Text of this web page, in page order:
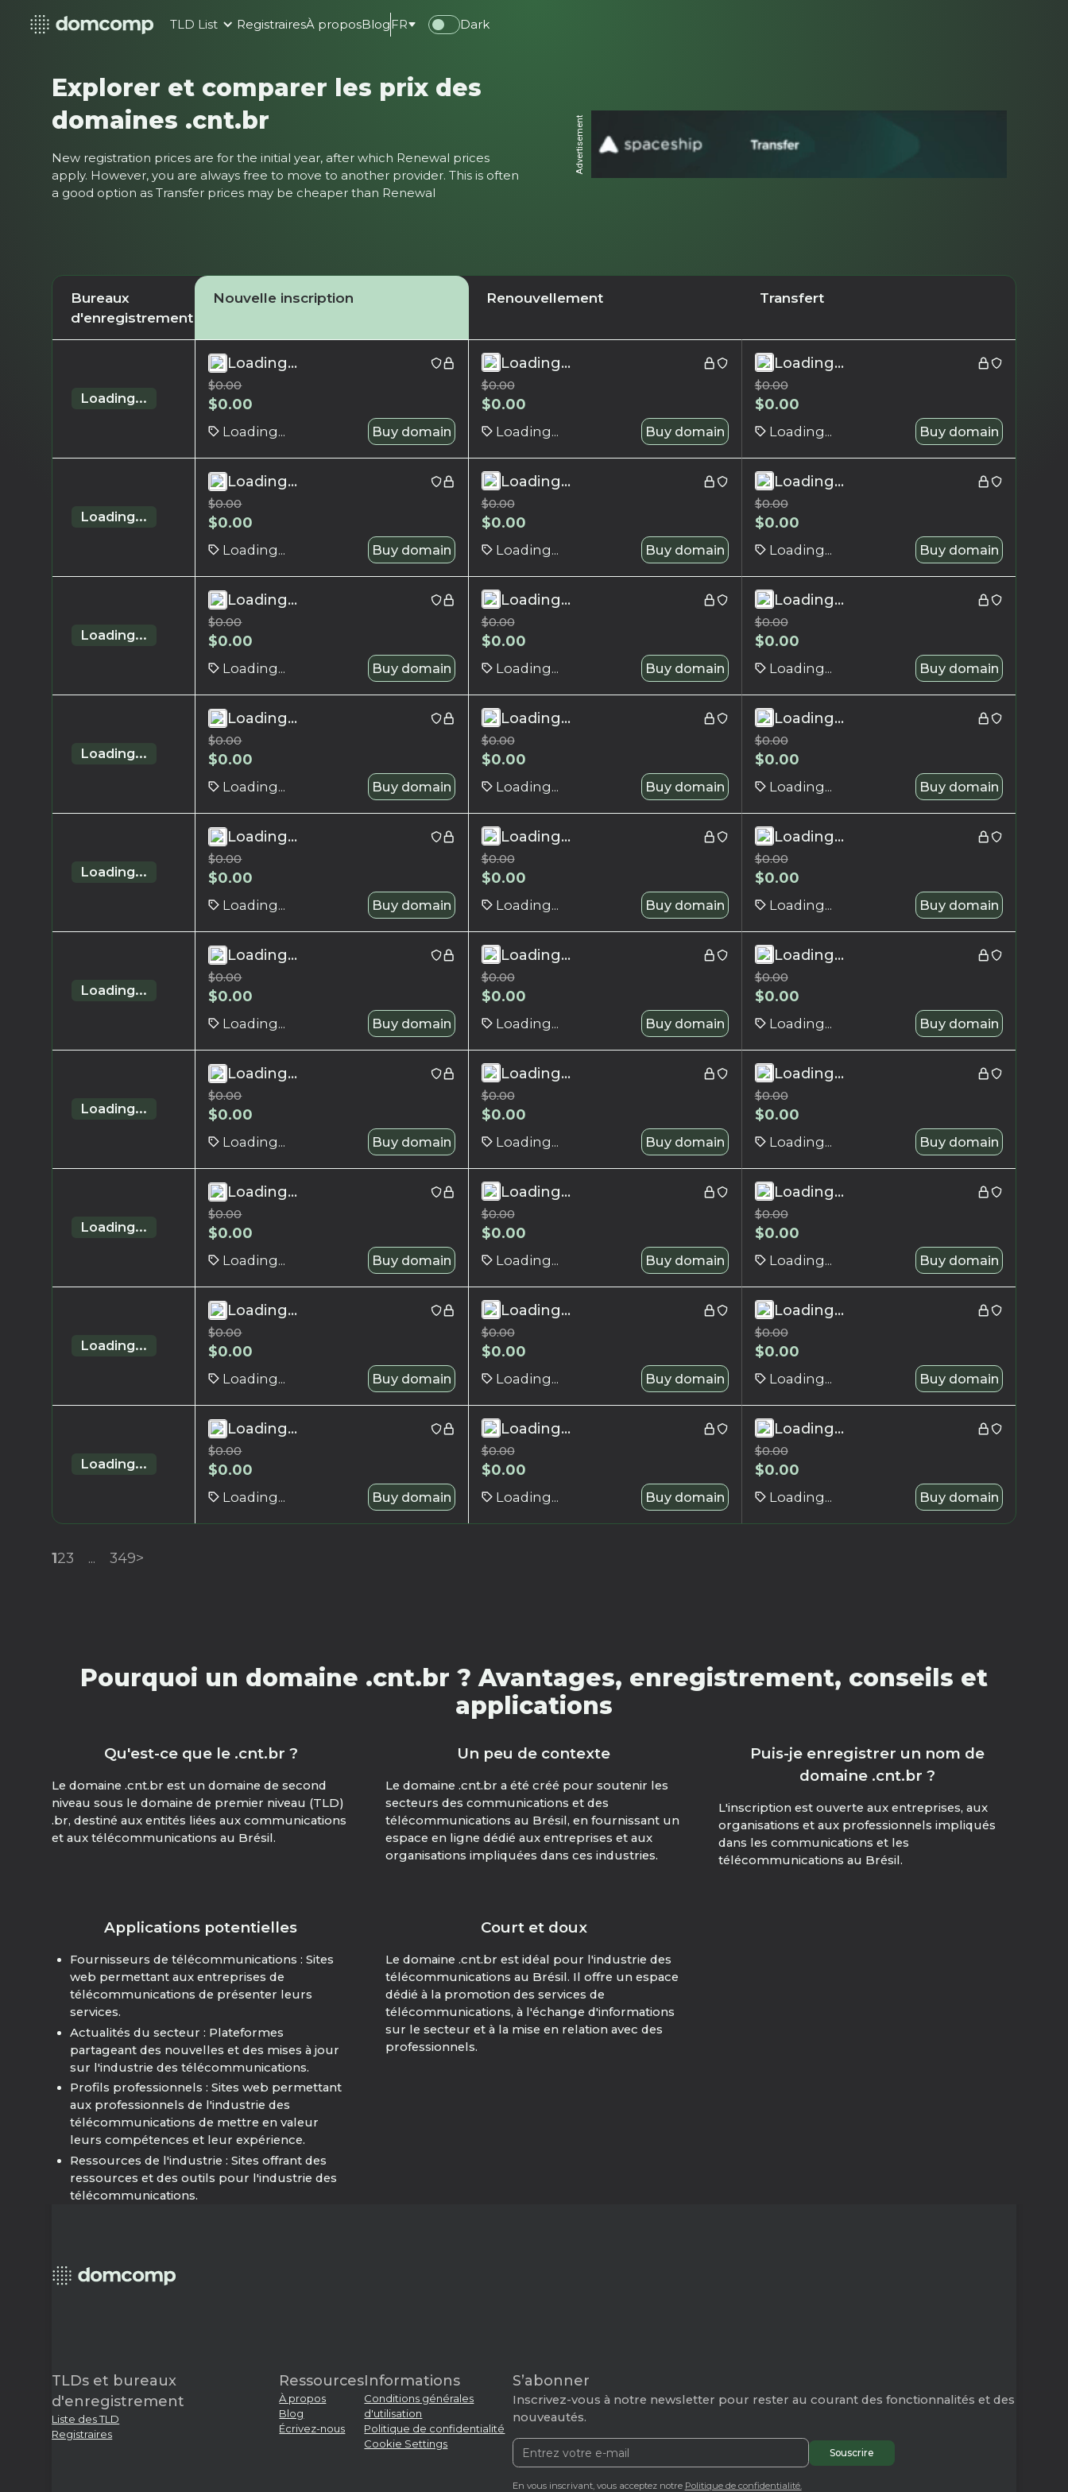
TLD List RegistrairesÀ proposBlog FR Dark
Explorer et comparer les prix des
domaines .cnt.br
New registration prices are for the initial year, after which Renewal prices
apply. However, you are always free to move to another provider. This is often
a good option as Transfer prices may be cheaper than Renewal
Advertisement
Bureaux
d'enregistrement
Nouvelle inscription Renouvellement Transfert
Loading...
Loading...
$0.00
$0.00
Loading... Buy domain
Loading...
$0.00
$0.00
Loading... Buy domain
Loading...
$0.00
$0.00
Loading... Buy domain
Loading...
Loading...
$0.00
$0.00
Loading... Buy domain
Loading...
$0.00
$0.00
Loading... Buy domain
Loading...
$0.00
$0.00
Loading... Buy domain
Loading...
Loading...
$0.00
$0.00
Loading... Buy domain
Loading...
$0.00
$0.00
Loading... Buy domain
Loading...
$0.00
$0.00
Loading... Buy domain
Loading...
Loading...
$0.00
$0.00
Loading... Buy domain
Loading...
$0.00
$0.00
Loading... Buy domain
Loading...
$0.00
$0.00
Loading... Buy domain
Loading...
Loading...
$0.00
$0.00
Loading... Buy domain
Loading...
$0.00
$0.00
Loading... Buy domain
Loading...
$0.00
$0.00
Loading... Buy domain
Loading...
Loading...
$0.00
$0.00
Loading... Buy domain
Loading...
$0.00
$0.00
Loading... Buy domain
Loading...
$0.00
$0.00
Loading... Buy domain
Loading...
Loading...
$0.00
$0.00
Loading... Buy domain
Loading...
$0.00
$0.00
Loading... Buy domain
Loading...
$0.00
$0.00
Loading... Buy domain
Loading...
Loading...
$0.00
$0.00
Loading... Buy domain
Loading...
$0.00
$0.00
Loading... Buy domain
Loading...
$0.00
$0.00
Loading... Buy domain
Loading...
Loading...
$0.00
$0.00
Loading... Buy domain
Loading...
$0.00
$0.00
Loading... Buy domain
Loading...
$0.00
$0.00
Loading... Buy domain
Loading...
Loading...
$0.00
$0.00
Loading... Buy domain
Loading...
$0.00
$0.00
Loading... Buy domain
Loading...
$0.00
$0.00
Loading... Buy domain
123 ... 349>
Pourquoi un domaine .cnt.br ? Avantages, enregistrement, conseils et
applications
Qu'est-ce que le .cnt.br ?
Le domaine .cnt.br est un domaine de second
niveau sous le domaine de premier niveau (TLD)
.br, destiné aux entités liées aux communications
et aux télécommunications au Brésil.
Un peu de contexte
Le domaine .cnt.br a été créé pour soutenir les
secteurs des communications et des
télécommunications au Brésil, en fournissant un
espace en ligne dédié aux entreprises et aux
organisations impliquées dans ces industries.
Puis-je enregistrer un nom de
domaine .cnt.br ?
L'inscription est ouverte aux entreprises, aux
organisations et aux professionnels impliqués
dans les communications et les
télécommunications au Brésil.
Applications potentielles
Fournisseurs de télécommunications : Sites
web permettant aux entreprises de
télécommunications de présenter leurs
services.
Actualités du secteur : Plateformes
partageant des nouvelles et des mises à jour
sur l'industrie des télécommunications.
Profils professionnels : Sites web permettant
aux professionnels de l'industrie des
télécommunications de mettre en valeur
leurs compétences et leur expérience.
Ressources de l'industrie : Sites offrant des
ressources et des outils pour l'industrie des
télécommunications.
Court et doux
Le domaine .cnt.br est idéal pour l'industrie des
télécommunications au Brésil. Il offre un espace
dédié à la promotion des services de
télécommunications, à l'échange d'informations
sur le secteur et à la mise en relation avec des
professionnels.
TLDs et bureaux
d'enregistrement
Liste des TLD
Registraires
Ressources
À propos
Blog
Écrivez-nous
Informations
Conditions générales
d'utilisation
Politique de confidentialité
Cookie Settings
S’abonner
Inscrivez-vous à notre newsletter pour rester au courant des fonctionnalités et des
nouveautés.
En vous inscrivant, vous acceptez notre Politique de confidentialité.